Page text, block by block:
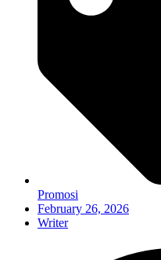
Promosi
February 26, 2026
Writer